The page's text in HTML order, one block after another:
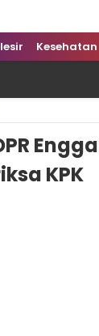
Kesehatan
KPK